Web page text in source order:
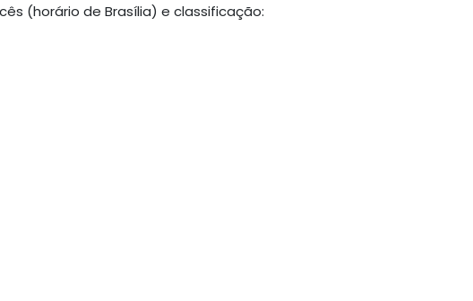
(horário de Brasília) e classificação: